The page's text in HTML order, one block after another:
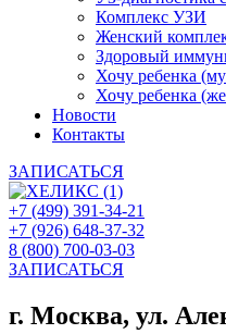
Комплекс УЗИ
Женский
Здоровый
Хочу ребенка
Хочу ребенка
Новости
Контакты
ЗАПИСАТЬСЯ
+7 (499) 391-34-21
+7 (926) 648-37-32
8 (800) 700-03-03
ЗАПИСАТЬСЯ
г. Москва, ул.